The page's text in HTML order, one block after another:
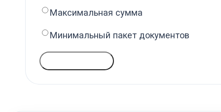
Максимальная сумма
Минимальный пакет документов